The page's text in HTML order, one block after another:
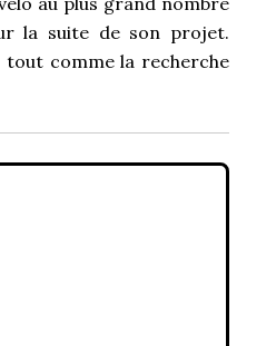
la suite de son projet.
tout comme la recherche